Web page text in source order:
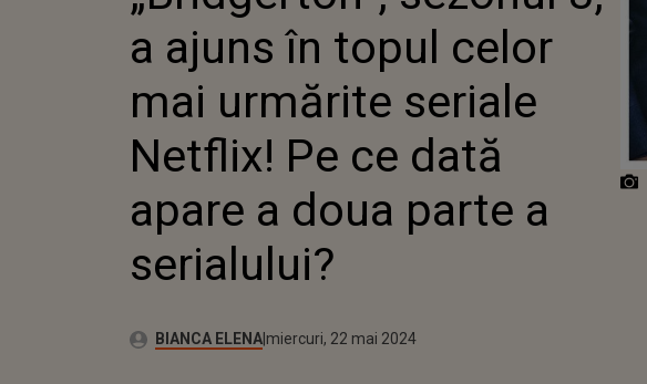
CE DATĂ APARE A DOUA PARTE A
SERIALULUI?
a ajuns în topul celor
mai urmărite seriale
Netflix! Pe ce dată
apare a doua parte a
serialului?
Autor:BIANCA ELENA Publicat:
miercuri, 22 mai 2024